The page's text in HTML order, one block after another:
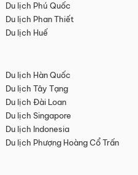
Du lịch Phú Quốc
Du lịch Phan Thiết
Du lịch Huế
Du lịch Hàn Quốc
Du lịch Tây Tạng
Du lịch Đài Loan
Du lịch Singapore
Du lịch Indonesia
Du lịch Phượng Hoàng Cổ Trấn